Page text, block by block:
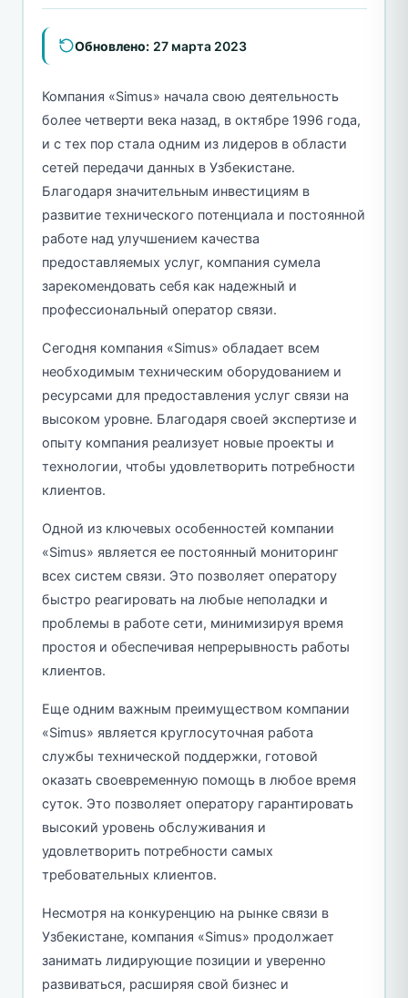
Обновлено: 27 марта 2023
Компания «Simus» начала свою деятельность
более четверти века назад, в октябре 1996 года,
и с тех пор стала одним из лидеров в области
сетей передачи данных в Узбекистане.
Благодаря значительным инвестициям в
развитие технического потенциала и постоянной
работе над улучшением качества
предоставляемых услуг, компания сумела
зарекомендовать себя как надежный и
профессиональный оператор связи.
Сегодня компания «Simus» обладает всем
необходимым техническим оборудованием и
ресурсами для предоставления услуг связи на
высоком уровне. Благодаря своей экспертизе и
опыту компания реализует новые проекты и
технологии, чтобы удовлетворить потребности
клиентов.
Одной из ключевых особенностей компании
«Simus» является ее постоянный мониторинг
всех систем связи. Это позволяет оператору
быстро реагировать на любые неполадки и
проблемы в работе сети, минимизируя время
простоя и обеспечивая непрерывность работы
клиентов.
Еще одним важным преимуществом компании
«Simus» является круглосуточная работа
службы технической поддержки, готовой
оказать своевременную помощь в любое время
суток. Это позволяет оператору гарантировать
высокий уровень обслуживания и
удовлетворить потребности самых
требовательных клиентов.
Несмотря на конкуренцию на рынке связи в
Узбекистане, компания «Simus» продолжает
занимать лидирующие позиции и уверенно
развиваться, расширяя свой бизнес и